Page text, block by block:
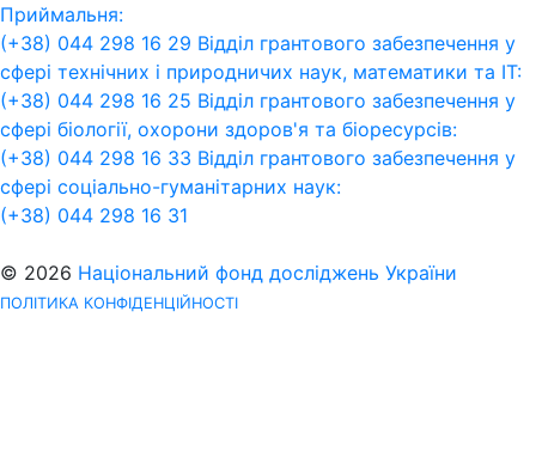
Приймальня:
(+38) 044 298 16 29 Відділ грантового забезпечення у
сфері технічних і природничих наук, математики та ІТ:
(+38) 044 298 16 25 Відділ грантового забезпечення у
сфері біології, охорони здоров'я та біоресурсів:
(+38) 044 298 16 33 Відділ грантового забезпечення у
сфері соціально-гуманітарних наук:
(+38) 044 298 16 31
© 2026 Національний фонд досліджень України
ПОЛІТИКА КОНФІДЕНЦІЙНОСТІ